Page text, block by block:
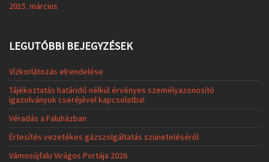
2015. március
LEGUTÓBBI BEJEGYZÉSEK
Vízkorlátozás elrendelése
Tájékoztatás határidő nélkül érvényes személyazonosító
igazolványok cseréjével kapcsolatba!
Véradás a Faluházban
Értesítés vezetékes gázszolgáltatás szüneteléséről
Vámosújfalu Virágos Portája 2026